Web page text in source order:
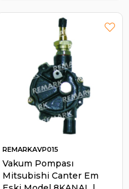
Vakum Pompası
Mitsubishi Canter Em
REMARKAVP015